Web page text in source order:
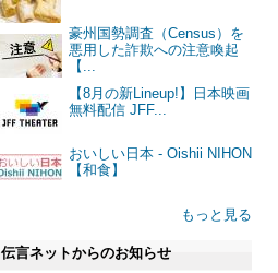
豪州国勢調査（Census）を
悪用した詐欺への注意喚起
【...
【8月の新Lineup!】日本映画
無料配信 JFF...
おいしい日本 - Oishii NIHON
【和食】
もっと見る
伝言ネットからのお知らせ